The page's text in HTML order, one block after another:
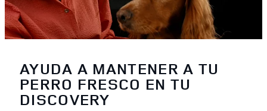
AYUDA A MANTENER A TU
PERRO FRESCO EN TU
DISCOVERY